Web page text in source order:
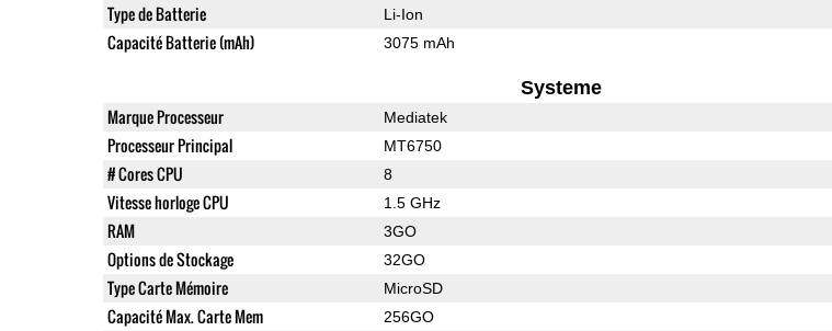
Type de Batterie Li-Ion
Capacité Batterie (mAh) 3075 mAh
Systeme
Marque Processeur Mediatek
Processeur Principal MT6750
# Cores CPU 8
Vitesse horloge CPU 1.5 GHz
RAM 3GO
Options de Stockage 32GO
Type Carte Mémoire MicroSD
Capacité Max. Carte Mem 256GO